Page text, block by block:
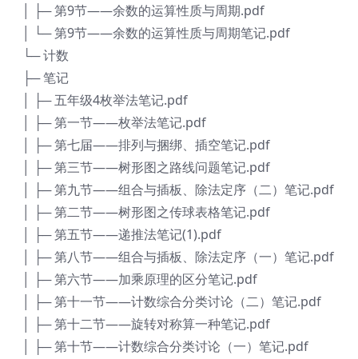
│ ├─ 第9节——余数的运算性质与周期.pdf
│ └─ 第9节——余数的运算性质与周期笔记.pdf
└─ 计数
├─ 笔记
│ ├─ 五年级4枚举法笔记.pdf
│ ├─ 第一节——枚举法笔记.pdf
│ ├─ 第七届——排列与捆绑、插空笔记.pdf
│ ├─ 第三节——树形图之路线问题笔记.pdf
│ ├─ 第九节——组合与插板、除法定序（二）笔记.pdf
│ ├─ 第二节——树形图之传球表格笔记.pdf
│ ├─ 第五节——递推法笔记(1).pdf
│ ├─ 第八节——组合与插板、除法定序（一）笔记.pdf
│ ├─ 第六节——加乘原理的区分笔记.pdf
│ ├─ 第十一节——计数综合分类讨论（二）笔记.pdf
│ ├─ 第十二节——旋转对称算一种笔记.pdf
│ ├─ 第十节——计数综合分类讨论（一）笔记.pdf